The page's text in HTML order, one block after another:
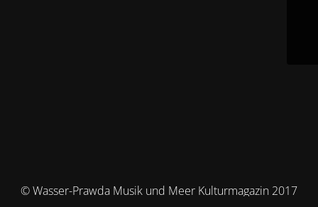
© Wasser-Prawda Musik und Meer Kulturmagazin 2017